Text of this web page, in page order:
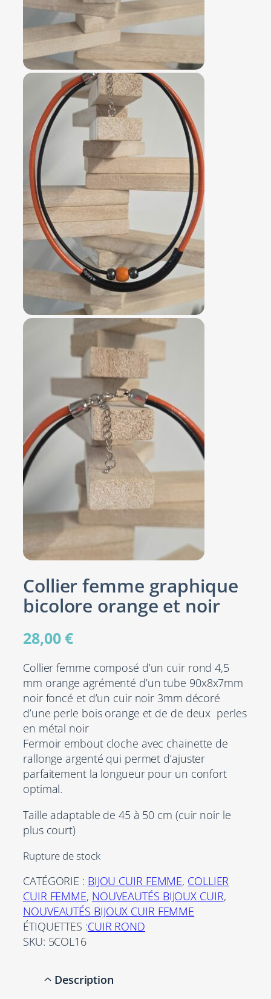
Collier femme graphique
bicolore orange et noir
28,00€
Collier femme composé d’un cuir rond 4,5
mm orange agrémenté d’un tube 90x8x7mm
noir foncé et d’un cuir noir 3mm décoré
d’une perle bois orange et de de deux perles
en métal noir
Fermoir embout cloche avec chainette de
rallonge argenté qui permet d’ajuster
parfaitement la longueur pour un confort
optimal.
Taille adaptable de 45 à 50 cm (cuir noir le
plus court)
Rupture de stock
CATÉGORIE : BIJOU CUIR FEMME, COLLIER
CUIR FEMME, NOUVEAUTÉS BIJOUX CUIR
NOUVEAUTÉS BIJOUX CUIR FEMME
ÉTIQUETTES :CUIR ROND
SKU: 5COL16
Description